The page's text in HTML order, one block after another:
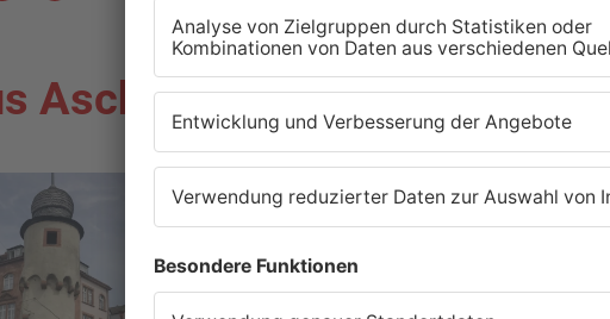
Aschaffenburg